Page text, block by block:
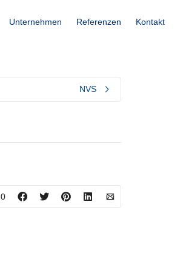
Unternehmen Referenzen Kontakt
NVS
0